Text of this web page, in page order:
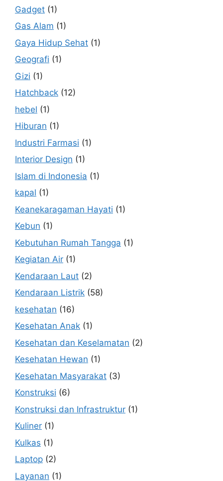
Gadget (1)
Gas Alam (1)
Gaya Hidup Sehat (1)
Geografi (1)
Gizi (1)
Hatchback (12)
hebel (1)
Hiburan (1)
Industri Farmasi (1)
Interior Design (1)
Islam di Indonesia (1)
kapal (1)
Keanekaragaman Hayati (1)
Kebun (1)
Kebutuhan Rumah Tangga (1)
Kegiatan Air (1)
Kendaraan Laut (2)
Kendaraan Listrik (58)
kesehatan (16)
Kesehatan Anak (1)
Kesehatan dan Keselamatan (2)
Kesehatan Hewan (1)
Kesehatan Masyarakat (3)
Konstruksi (6)
Konstruksi dan Infrastruktur (1)
Kuliner (1)
Kulkas (1)
Laptop (2)
Layanan (1)